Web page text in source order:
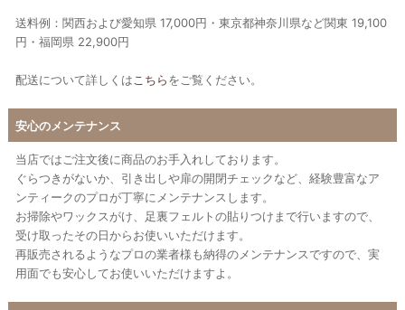
送料例：関西および愛知県 17,000円・東京都神奈川県など関東 19,100
円・福岡県 22,900円
配送について詳しくは こちらをご覧ください。
安心のメンテナンス
当店ではご注文後に商品のお手入れしております。
ぐらつきがないか、引き出しや扉の開閉チェックなど、経験豊富なア
ンティークのプロが丁寧にメンテナンスします。
お掃除やワックスがけ、足裏フェルトの貼りつけまで行いますので、
受け取ったその日からお使いいただけます。
再販売されるようなプロの業者様も納得のメンテナンスですので、実
用面でも安心してお使いいただけますよ。